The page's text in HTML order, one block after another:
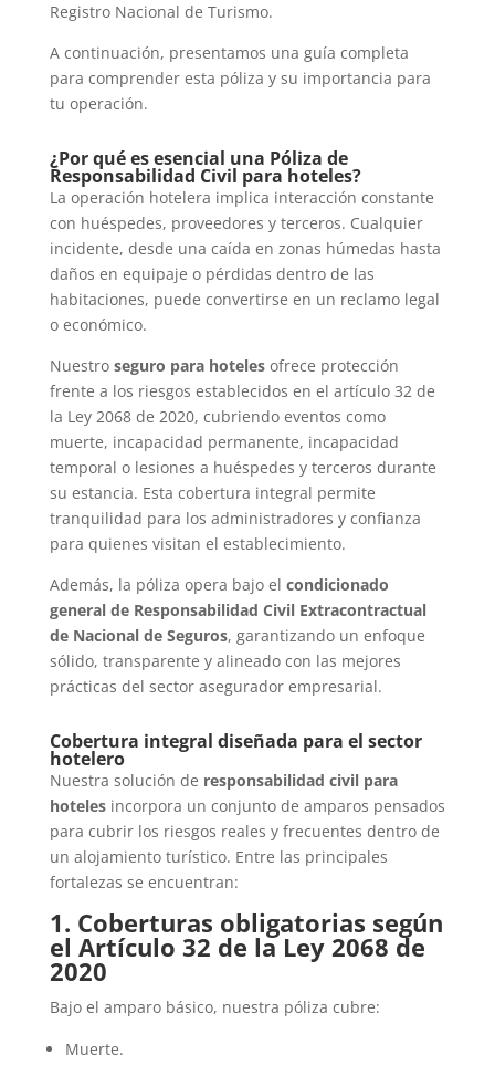
Registro Nacional de Turismo.
A continuación, presentamos una guía completa
para comprender esta póliza y su importancia para
tu operación.
¿Por qué es esencial una Póliza de
Responsabilidad Civil para hoteles?
La operación hotelera implica interacción constante
con huéspedes, proveedores y terceros. Cualquier
incidente, desde una caída en zonas húmedas hasta
daños en equipaje o pérdidas dentro de las
habitaciones, puede convertirse en un reclamo legal
o económico.
Nuestroseguro para hotelesofrece protección
frente a los riesgos establecidos en el artículo 32 de
la Ley 2068 de 2020, cubriendo eventos como
muerte, incapacidad permanente, incapacidad
temporal o lesiones a huéspedes y terceros durante
su estancia. Esta cobertura integral permite
tranquilidad para los administradores y confianza
para quienes visitan el establecimiento.
Además, la póliza opera bajo el condicionado
general de Responsabilidad Civil Extracontractual
de Nacional de Seguros, garantizando un enfoque
sólido, transparente y alineado con las mejores
prácticas del sector asegurador empresarial.
Cobertura integral diseñada para el sector
hotelero
Nuestra solución de responsabilidad civil para
hotelesincorpora un conjunto de amparos pensados
para cubrir los riesgos reales y frecuentes dentro de
un alojamiento turístico. Entre las principales
fortalezas se encuentran:
1. Coberturas obligatorias según
el Artículo 32 de la Ley 2068 de
2020
Bajo el amparo básico, nuestra póliza cubre:
Muerte.